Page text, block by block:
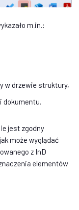
m.in.:
w drzewie struktury,
dokumentu.
jest zgodny
może wyglądać
z InD
elementów